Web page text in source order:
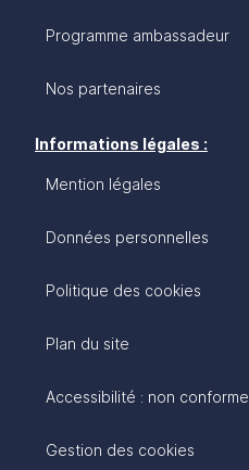
Programme ambassadeur
Nos partenaires
Informations légales :
Mention légales
Données personnelles
Politique des cookies
Plan du site
Accessibilité : non conforme
Gestion des cookies